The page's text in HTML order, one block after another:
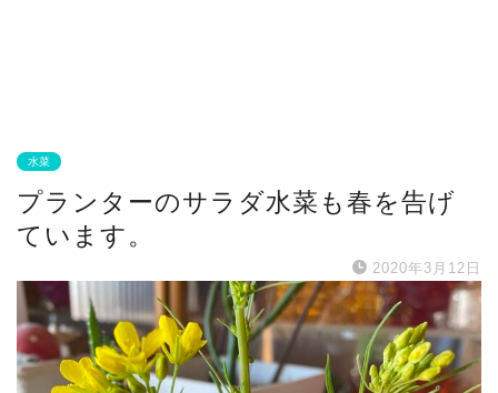
水菜
プランターのサラダ水菜も春を告げ
ています。
2020年3月12日